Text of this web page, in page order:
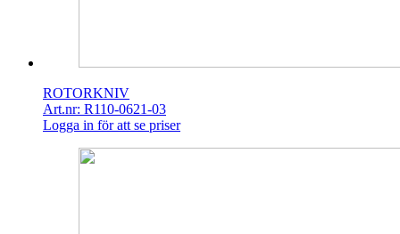
ROTORKNIV
Art.nr: R110-0621-03
Logga in för att se priser